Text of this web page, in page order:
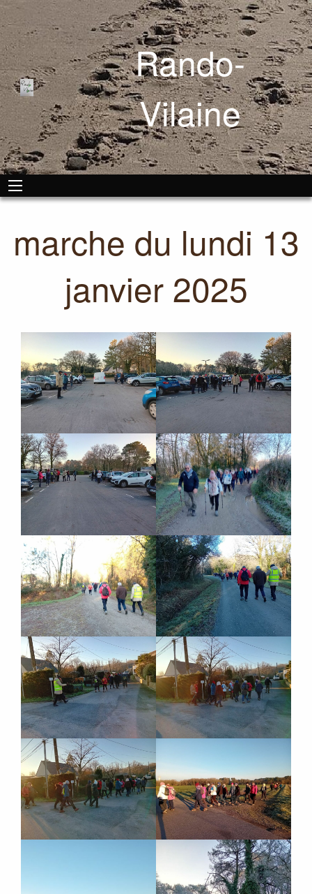
Rando-
Vilaine
marche du lundi 13
janvier 2025